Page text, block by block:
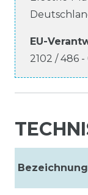
EU-
2102 / 486 -